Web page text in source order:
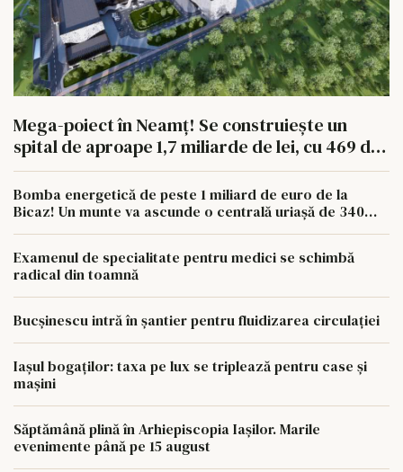
Mega-poiect în Neamț! Se construiește un
spital de aproape 1,7 miliarde de lei, cu 469 de
paturi
Bomba energetică de peste 1 miliard de euro de la
Bicaz! Un munte va ascunde o centrală uriașă de 340
Examenul de specialitate pentru medici se schimbă
radical din toamnă
Bucșinescu intră în șantier pentru fluidizarea circulației
Iașul bogaților: taxa pe lux se triplează pentru case și
mașini
Săptămână plină în Arhiepiscopia Iașilor. Marile
evenimente până pe 15 august